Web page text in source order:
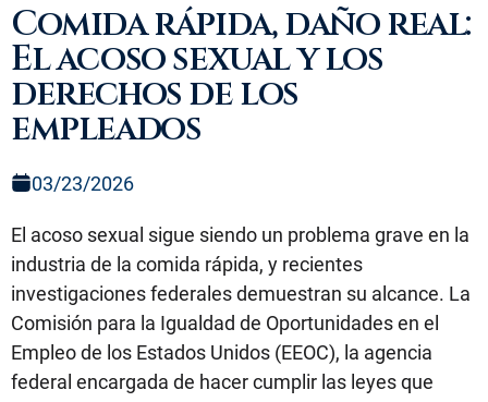
Comida rápida, daño real:
El acoso sexual y los
derechos de los
empleados
03/23/2026
El acoso sexual sigue siendo un problema grave en la
industria de la comida rápida, y recientes
investigaciones federales demuestran su alcance. La
Comisión para la Igualdad de Oportunidades en el
Empleo de los Estados Unidos (EEOC), la agencia
federal encargada de hacer cumplir las leyes que